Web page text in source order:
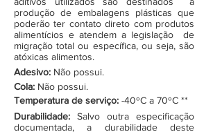
produção de embalagens plásticas que
poderão ter contato direto com produtos
alimentícios e atendem a legislação de
migração total ou específica, ou seja, são
atóxicas alimentos.
Adesivo: Não possui.
Cola: Não possui.
Temperatura de serviço: -40ºC a 70ºC **
Durabilidade: Salvo outra especificação
documentada, a durabilidade deste